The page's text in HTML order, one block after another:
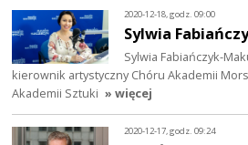
2020-12-18, godz. 09:00
Sylwia
Sylwia Fabiańczyk-
kierownik artystyczny Chóru Akademii
Akademii Sztuki » więcej
2020-12-17, godz. 09:24